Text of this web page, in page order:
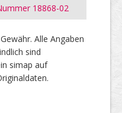
18868-02
Alle Angaben
sind
simap auf